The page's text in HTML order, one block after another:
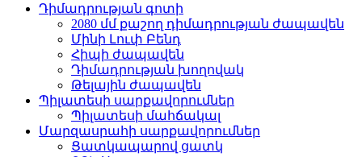
Դիմադրության գոտի
2080 մմ քաշող դիմադրության ժապավեն
Մինի Լուփ Բենդ
Հիպի ժապավեն
Դիմադրության խողովակ
Թելային ժապավեն
Պիլատեսի սարքավորումներ
Պիլատեսի մահճակալ
Մարզասրահի սարքավորումներ
Ցատկապարով ցատկ